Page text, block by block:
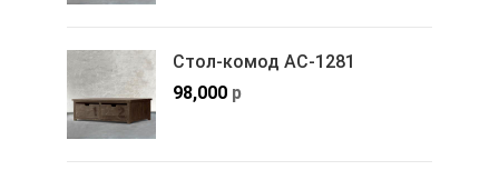
Стол-комод АС-1281
98,000 р